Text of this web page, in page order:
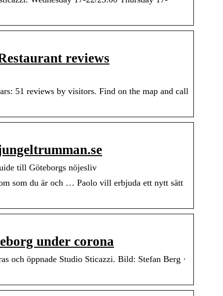
reviews
51 reviews by visitors. Find on the map and call
till Göteborgs nöjesliv
som du är och … Paolo vill erbjuda ett nytt sätt
under corona
och öppnade Studio Sticazzi. Bild: Stefan Berg ·